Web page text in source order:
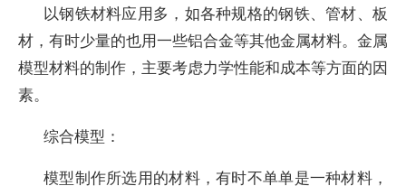
以钢铁材料应用多，如各种规格的钢铁、管材、板
材，有时少量的也用一些铝合金等其他金属材料。金属
模型材料的制作，主要考虑力学性能和成本等方面的因
素。
综合模型：
模型制作所选用的材料，有时不单单是一种材料，